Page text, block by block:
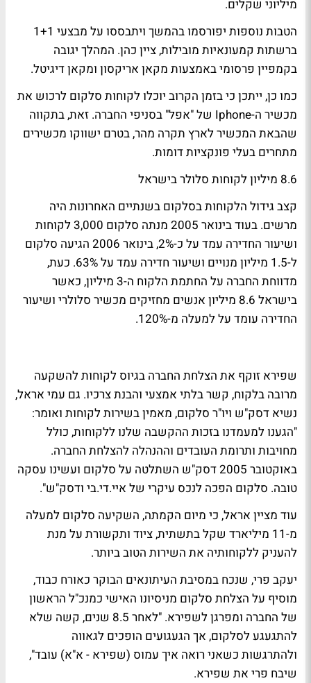
מיליוני שקלים.
הטבות נוספות יפורסמו בהמשך ויתבססו על מבצעי 1+1
ברשתות קמעונאיות מובילות, ציין כהן. המהלך יגובה
בקמפיין פרסומי באמצעות מקאן אריקסון ומקאן דיגיטל.
כמו כן, ייתכן כי בזמן הקרוב יוכלו לקוחות סלקום לרכוש את
מכשיר ה-Iphone של "אפל" בסניפי החברה. זאת, בתקווה
שהבאת המכשיר לארץ תקרה מהר, בטרם ישווקו מכשירים
מתחרים בעלי פונקציות דומות.
8.6 מיליון לקוחות סלולר בישראל
קצב גידול הלקוחות בסלקום בשנתיים האחרונות היה
מרשים. בעוד בינואר 2005 מנתה סלקום 3,000 לקוחות
ושיעור החדירה עמד על כ-2%, בינואר 2006 הגיעה סלקום
ל-1.5 מיליון מנויים ושיעור חדירה עמד על 63%. כעת,
מדווחת החברה על החתמת הלקוח ה-3 מיליון, כאשר
בישראל 8.6 מיליון אנשים מחזיקים מכשיר סלולרי ושיעור
החדירה עומד על למעלה מ-120%.
שפירא זוקף את הצלחת החברה בגיוס לקוחות להשקעה
מרובה בלקוח, קשר בלתי אמצעי והבנת צרכיו. גם עמי אראל,
נשיא דסק"ש ויו"ר סלקום, מאמין בשירות לקוחות ואומר:
"הגענו למעמדנו בזכות ההקשבה שלנו ללקוחות, כולל
מחויבות ותרומת העובדים וההנהלה להצלחת החברה.
באוקטובר 2005 דסק"ש השתלטה על סלקום ועשינו עסקה
טובה. סלקום הפכה לנכס עיקרי של איי.די.בי ודסק"ש".
עוד מציין אראל, כי מיום הקמתה, השקיעה סלקום למעלה
מ-11 מיליארד שקל בתשתית, ציוד ותקשורת על מנת
להעניק ללקוחותיה את השירות הטוב ביותר.
יעקב פרי, שנכח במסיבת העיתונאים הבוקר כאורח כבוד,
מוסיף על הצלחת סלקום מניסיונו האישי כמנכ"ל הראשון
של החברה ומפרגן לשפירא. "לאחר 8.5 שנים, קשה שלא
להתגעגע לסלקום, אך הגעגועים הופכים לגאווה
ולהתרגשות כשאני רואה איך עמוס (שפירא - א"א) עובד",
שיבח פרי את שפירא.